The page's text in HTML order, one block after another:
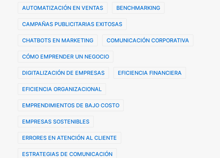
AUTOMATIZACIÓN EN VENTAS BENCHMARKING
CAMPAÑAS PUBLICITARIAS EXITOSAS
CHATBOTS EN MARKETING COMUNICACIÓN CORPORATIVA
CÓMO EMPRENDER UN NEGOCIO
DIGITALIZACIÓN DE EMPRESAS EFICIENCIA FINANCIERA
EFICIENCIA ORGANIZACIONAL
EMPRENDIMIENTOS DE BAJO COSTO
EMPRESAS SOSTENIBLES
ERRORES EN ATENCIÓN AL CLIENTE
ESTRATEGIAS DE COMUNICACIÓN